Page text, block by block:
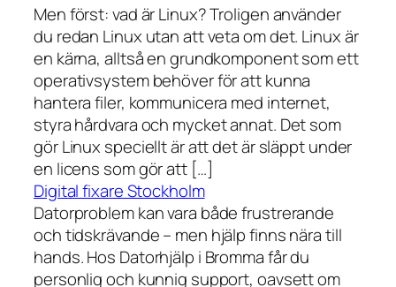
Men först: vad är Linux? Troligen använder
du redan Linux utan att veta om det. Linux är
en kärna, alltså en grundkomponent som ett
operativsystem behöver för att kunna
hantera filer, kommunicera med internet,
styra hårdvara och mycket annat. Det som
gör Linux speciellt är att det är släppt under
en licens som gör att […]
Digital fixare Stockholm
Datorproblem kan vara både frustrerande
och tidskrävande – men hjälp finns nära till
hands. Hos Datorhjälp i Bromma får du
personlig och kunnig support, oavsett om